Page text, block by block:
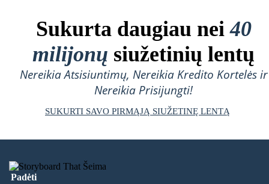
Sukurta daugiau nei40
milijonų siužetinių lentų
Nereikia Atsisiuntimų, Nereikia Kredito Kortelės ir
Nereikia Prisijungti!
SUKURTI SAVO PIRMĄJĄ SIUŽETINĘ LENTĄ
Padėti